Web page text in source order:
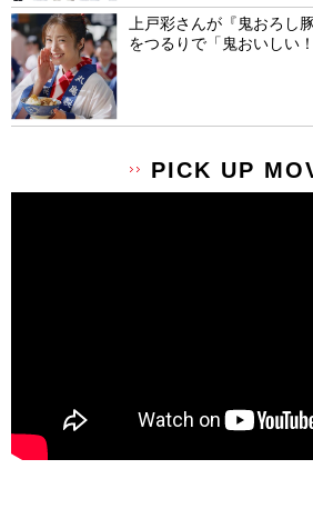
上戸彩さんが『鬼おろし
をつるりで「鬼おいしい！
PICK UP